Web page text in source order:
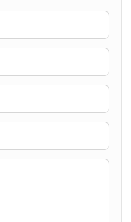
산업 및 도시 용수 공급을 위한